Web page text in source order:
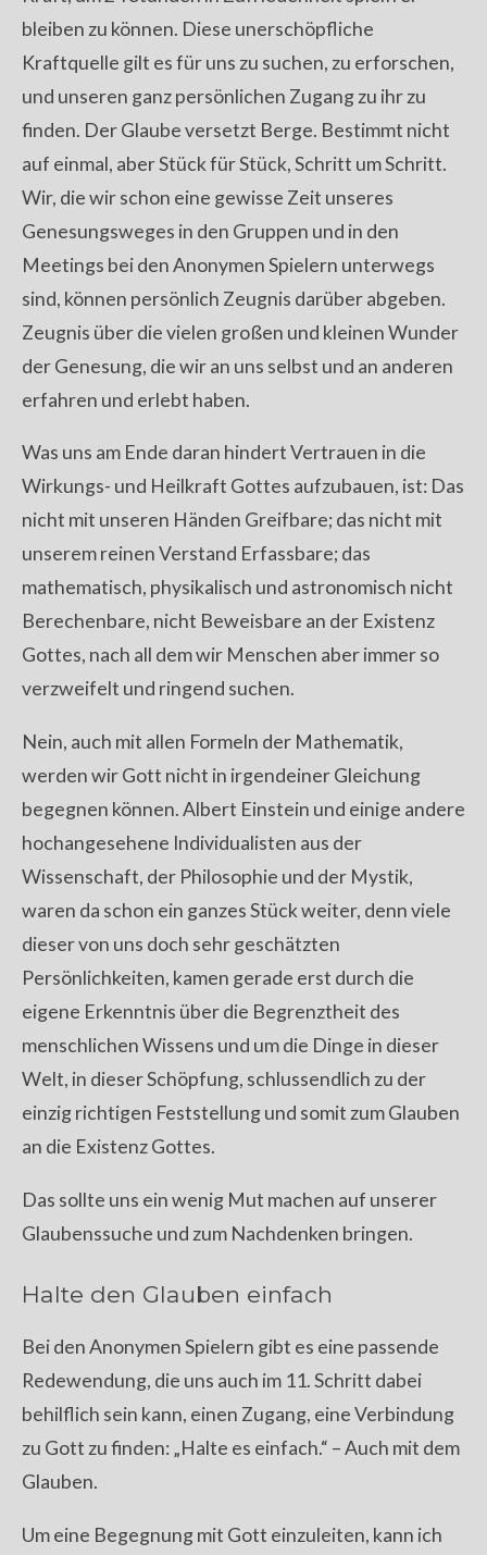
bleiben zu können. Diese unerschöpfliche
Kraftquelle gilt es für uns zu suchen, zu erforschen,
und unseren ganz persönlichen Zugang zu ihr zu
finden. Der Glaube versetzt Berge. Bestimmt nicht
auf einmal, aber Stück für Stück, Schritt um Schritt.
Wir, die wir schon eine gewisse Zeit unseres
Genesungsweges in den Gruppen und in den
Meetings bei den Anonymen Spielern unterwegs
sind, können persönlich Zeugnis darüber abgeben.
Zeugnis über die vielen großen und kleinen Wunder
der Genesung, die wir an uns selbst und an anderen
erfahren und erlebt haben.
Was uns am Ende daran hindert Vertrauen in die
Wirkungs- und Heilkraft Gottes aufzubauen, ist: Das
nicht mit unseren Händen Greifbare; das nicht mit
unserem reinen Verstand Erfassbare; das
mathematisch, physikalisch und astronomisch nicht
Berechenbare, nicht Beweisbare an der Existenz
Gottes, nach all dem wir Menschen aber immer so
verzweifelt und ringend suchen.
Nein, auch mit allen Formeln der Mathematik,
werden wir Gott nicht in irgendeiner Gleichung
begegnen können. Albert Einstein und einige andere
hochangesehene Individualisten aus der
Wissenschaft, der Philosophie und der Mystik,
waren da schon ein ganzes Stück weiter, denn viele
dieser von uns doch sehr geschätzten
Persönlichkeiten, kamen gerade erst durch die
eigene Erkenntnis über die Begrenztheit des
menschlichen Wissens und um die Dinge in dieser
Welt, in dieser Schöpfung, schlussendlich zu der
einzig richtigen Feststellung und somit zum Glauben
an die Existenz Gottes.
Das sollte uns ein wenig Mut machen auf unserer
Glaubenssuche und zum Nachdenken bringen.
Halte den Glauben einfach
Bei den Anonymen Spielern gibt es eine passende
Redewendung, die uns auch im 11. Schritt dabei
behilflich sein kann, einen Zugang, eine Verbindung
zu Gott zu finden: „Halte es einfach.“ – Auch mit dem
Glauben.
Um eine Begegnung mit Gott einzuleiten, kann ich